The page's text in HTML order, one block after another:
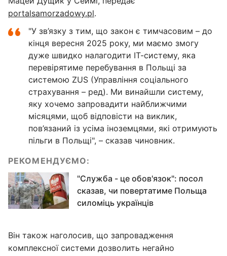
portalsamorzadowy.pl.
"У зв’язку з тим, що закон є тимчасовим – до
кінця вересня 2025 року, ми маємо змогу
дуже швидко налагодити ІТ-систему, яка
перевірятиме перебування в Польщі за
системою ZUS (Управління соціального
страхування – ред). Ми винайшли систему,
яку хочемо запровадити найближчими
місяцями, щоб відповісти на виклик,
пов’язаний із усіма іноземцями, які отримують
пільги в Польщі", – сказав чиновник.
РЕКОМЕНДУЄМО:
"Служба - це обов'язок": посол
сказав, чи повертатиме Польща
силоміць українців
Він також наголосив, що запровадження
комплексної системи дозволить негайно